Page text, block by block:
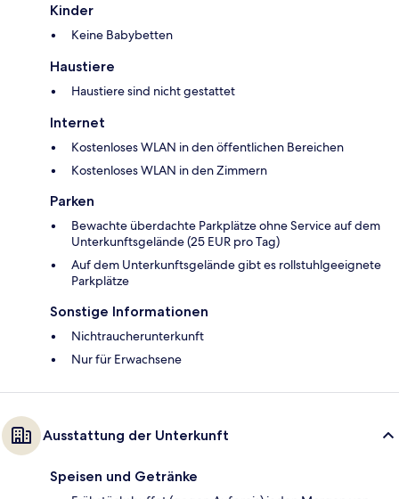
Kinder
Keine Babybetten
Haustiere
Haustiere sind nicht gestattet
Internet
Kostenloses WLAN in den öffentlichen Bereichen
Kostenloses WLAN in den Zimmern
Parken
Bewachte überdachte Parkplätze ohne Service auf dem
Unterkunftsgelände (25 EUR pro Tag)
Auf dem Unterkunftsgelände gibt es rollstuhlgeeignete
Parkplätze
Sonstige Informationen
Nichtraucherunterkunft
Nur für Erwachsene
Ausstattung der Unterkunft
Speisen und Getränke